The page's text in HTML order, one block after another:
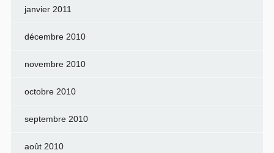
janvier 2011
décembre 2010
novembre 2010
octobre 2010
septembre 2010
août 2010